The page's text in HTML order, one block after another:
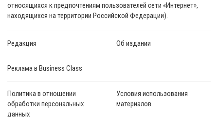
относящихся к предпочтениям пользователей сети «Интернет»,
находящихся на территории Российской Федерации).
Редакция Об издании
Реклама в Business Class
Политика в отношении
обработки персональных
данных
Условия использования
материалов